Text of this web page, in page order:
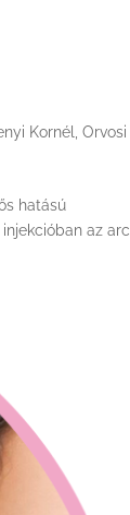
Kornél ,Orvosi
hatású
az arc